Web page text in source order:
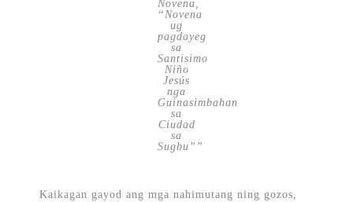
Novena,
“Novena
ug
pagdayeg
sa
Santisimo
Niño
Jesús
nga
Guinasimbahan
sa
Ciudad
sa
Sugbu””
Kaikagan gayod ang mga nahimutang ning gozos,